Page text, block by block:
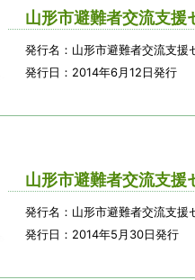
山形市避難者交流支
発行名：山形市避難者交流支援
発行日：2014年6月12日発行
山形市避難者交流支
発行名：山形市避難者交流支援
発行日：2014年5月30日発行